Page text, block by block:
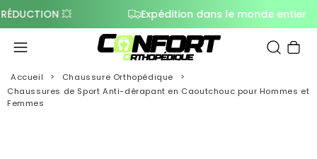
💥 Expédition dans le monde entier
Panier
Accueil
Chaussure Orthopédique
Chaussures de Sport Anti-dérapant en Caoutchouc pour Hommes et
Femmes